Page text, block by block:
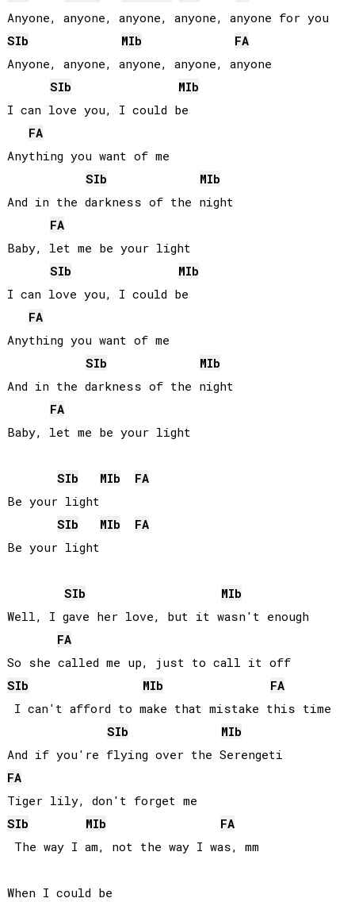
SIb
MIb
FA
Anyone, anyone, anyone, anyone, anyone
SIb
MIb
I can love you, I could be
FA
Anything you want of me
SIb
MIb
And in the darkness of the night
FA
Baby, let me be your light
SIb
MIb
I can love you, I could be
FA
Anything you want of me
SIb
MIb
And in the darkness of the night
FA
Baby, let me be your light
SIb MIb
FA
Be your light
SIb
MIb
FA
Be your light
SIb
MIb
Well, I gave her love, but it wasn't enough
FA
So she called me up, just to call it off
SIb
MIb
FA
I can't afford to make that mistake this time
SIb
MIb
FA
SIb
MIb
FA
The way I am, not the way I was, mm